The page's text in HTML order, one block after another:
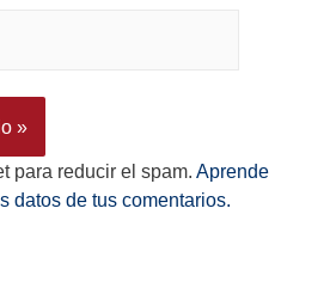
para reducir el spam. Aprende
datos de tus comentarios.